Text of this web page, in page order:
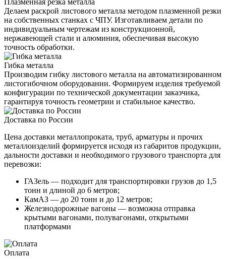
Плазменная резка металла
Делаем раскрой листового металла методом плазменной резки
на собственных станках с ЧПУ. Изготавливаем детали по
индивидуальным чертежам из конструкционной,
нержавеющей стали и алюминия, обеспечивая высокую
точность обработки.
Гибка металла
Производим гибку листового металла на автоматизированном
листогибочном оборудовании. Формируем изделия требуемой
конфигурации по технической документации заказчика,
гарантируя точность геометрии и стабильное качество.
Доставка по России
Цена доставки металлопроката, труб, арматуры и прочих
металлоизделий формируется исходя из габаритов продукции,
дальности доставки и необходимого грузового транспорта для
перевозки:
ГАЗель — подходит для транспортировки грузов до 1,5
тонн и длиной до 6 метров;
КамАЗ — до 20 тонн и до 12 метров;
Железнодорожные вагоны — возможна отправка
крытыми вагонами, полувагонами, открытыми
платформами
Оплата